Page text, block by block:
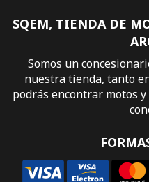
SQEM, TIENDA DE
Somos un
nuestra tienda, tanto
podrás encontrar motos